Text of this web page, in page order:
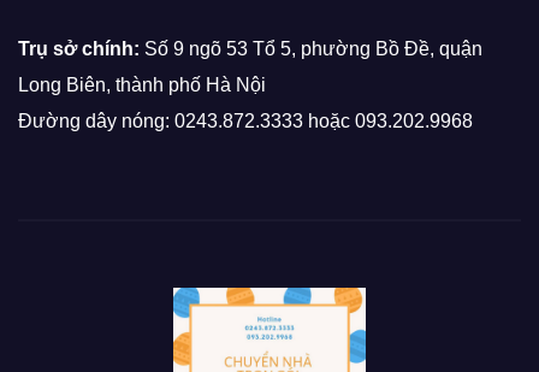
Trụ sở chính: Số 9 ngõ 53 Tổ 5, phường Bồ Đề, quận
Long Biên, thành phố Hà Nội
Đường dây nóng: 0243.872.3333 hoặc 093.202.9968